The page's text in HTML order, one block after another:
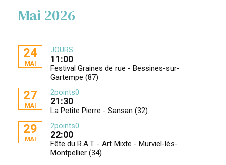
Mai 2026
24
MAI
JOURS
11:00
Festival Graines de rue - Bessines-sur-
Gartempe (87)
27
MAI
2points0
21:30
La Petite Pierre - Sansan (32)
29
MAI
2points0
22:00
Fête du R.A.T. - Art Mixte - Murviel-lès-
Montpellier (34)